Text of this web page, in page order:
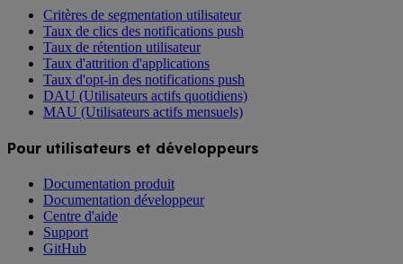
Critères de segmentation utilisateur
Taux de clics des notifications push
Taux de rétention utilisateur
Taux d'attrition d'applications
Taux d'opt-in des notifications push
DAU (Utilisateurs actifs quotidiens)
MAU (Utilisateurs actifs mensuels)
Pour utilisateurs et développeurs
Documentation produit
Documentation développeur
Centre d'aide
Support
GitHub